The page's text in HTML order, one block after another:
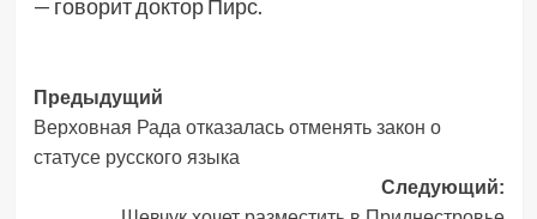
— говорит доктор Пирс.
Навигация
записи
Предыдущий
Верховная Рада отказалась отменять закон о
статусе русского языка
Следующий: